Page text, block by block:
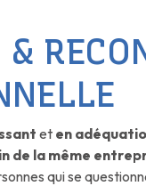
et en
de la même
qui se